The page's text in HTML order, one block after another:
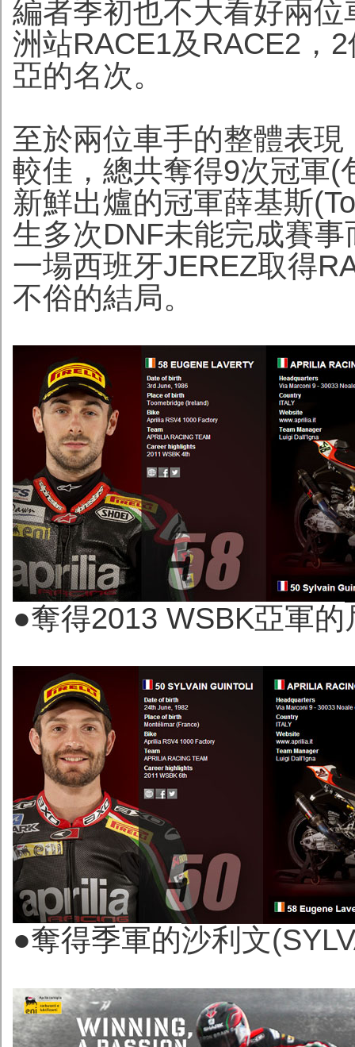
編者季初也不大看好兩
洲站RACE1及RACE2，
亞的名次。
至於兩位車手的整體表
較佳，總共奪得9次冠軍(
新鮮出爐的冠軍薛基斯
生多次DNF未能完成賽
一場西班牙JEREZ取得
不俗的結局。
●奪得2013 WSBK亞軍的
●奪得季軍的沙利文